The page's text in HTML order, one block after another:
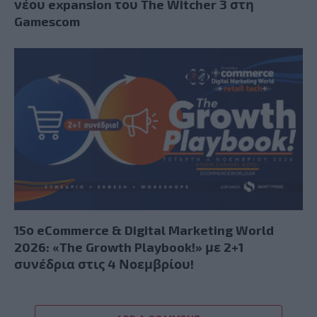
νέου expansion του The Witcher 3 στη
Gamescom
15ο eCommerce & Digital Marketing World
2026: «The Growth Playbook!» με 2+1
συνέδρια στις 4 Νοεμβρίου!